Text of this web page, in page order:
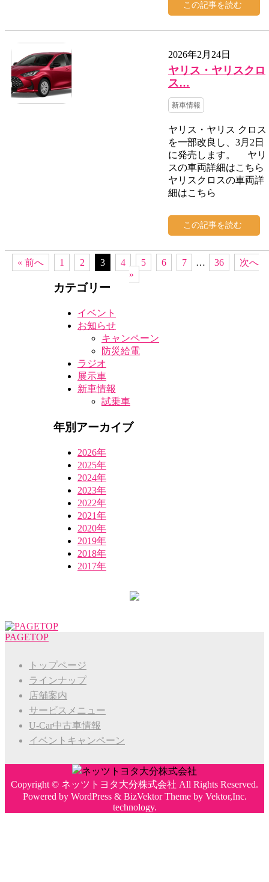
この記事を読む
2026年2月24日
ヤリス・ヤリスクロ
ス…
新車情報
ヤリス・ヤリス クロス
を一部改良し、3月2日
に発売します。 ヤリ
スの車両詳細はこちら
ヤリスクロスの車両詳
細はこちら
この記事を読む
« 前へ 1 2 3 4 5 6 7 … 36
次へ
»
カテゴリー
イベント
お知らせ
キャンペーン
防災給電
ラジオ
展示車
新車情報
試乗車
年別アーカイブ
2026年
2025年
2024年
2023年
2022年
2021年
2020年
2019年
2018年
2017年
PAGETOP
トップページ
ラインナップ
店舗案内
サービスメニュー
U-Car中古車情報
イベントキャンペーン
Copyright © ネッツトヨタ大分株式会社 All Rights Reserved.
Powered by WordPress& BizVektor Themeby Vektor,Inc.
technology.